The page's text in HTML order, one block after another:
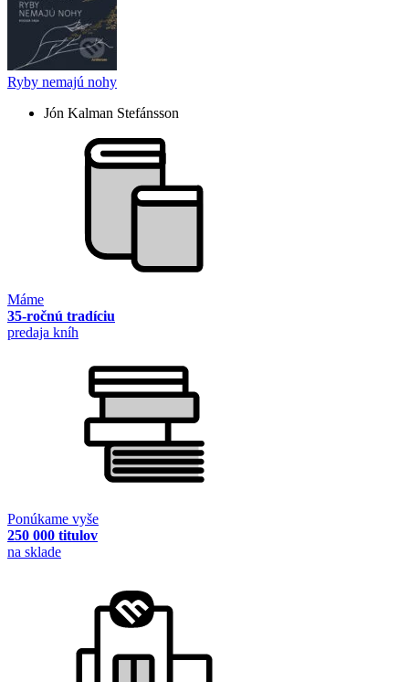
Ryby nemajú nohy
Jón Kalman Stefánsson
Máme
35-ročnú tradíciu
predaja kníh
Ponúkame vyše
250 000 titulov
na sklade